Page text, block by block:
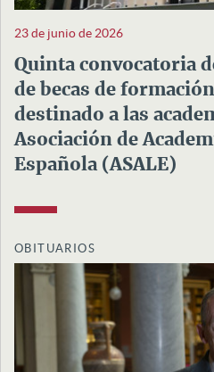
23 de junio de 2026
Quinta convocatoria
de becas de
destinado a las
Asociación de
Española (ASALE)
OBITUARIOS